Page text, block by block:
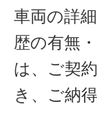
車両の詳
歴の有無
は、ご契
き、ご納